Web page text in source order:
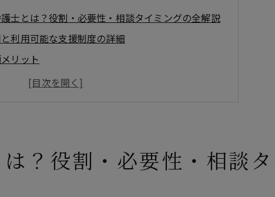
士とは？役割・必要性・相談タイミングの全解説
利用可能な支援制度の詳細
リット
全ガイド：相場・内訳・地域差・支払い方法
今後の権利拡大・相談窓口の現状
？役割・必要性・相談